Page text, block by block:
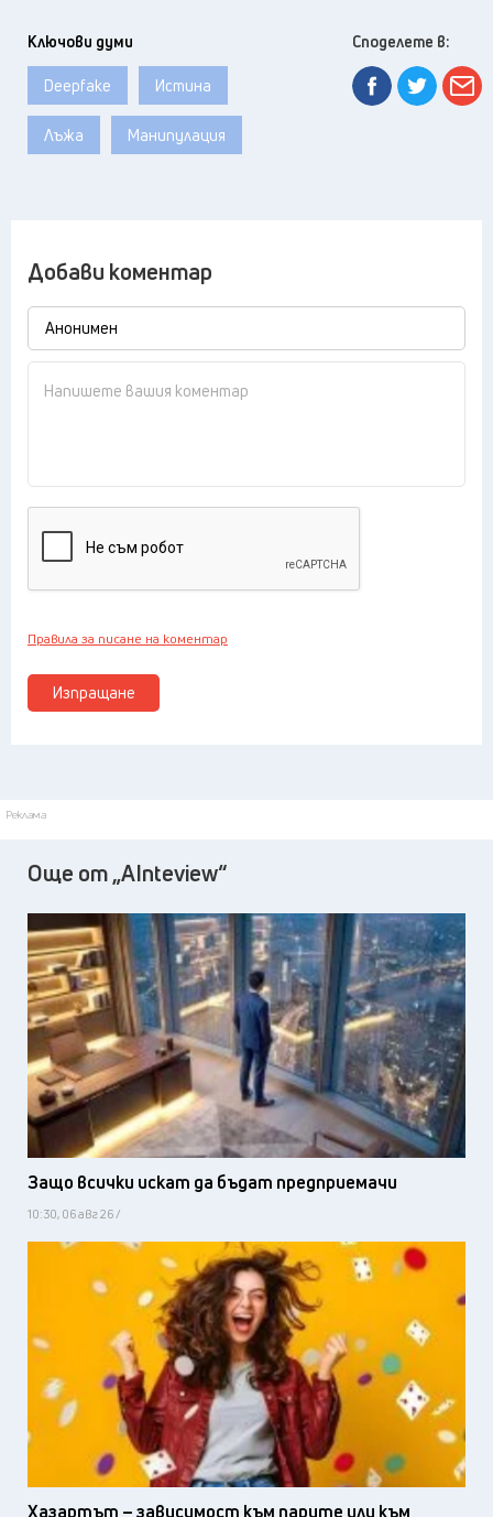
Ключови думи
Deepfake Истина
Лъжа Манипулация
Споделете в:
Добави коментар
Изпращане
Правила за писане на коментар
Реклама
Още от „AInteview“
Защо всички искат да бъдат предприемачи
10:30, 06 авг 26 /
Хазартът – зависимост към парите или към